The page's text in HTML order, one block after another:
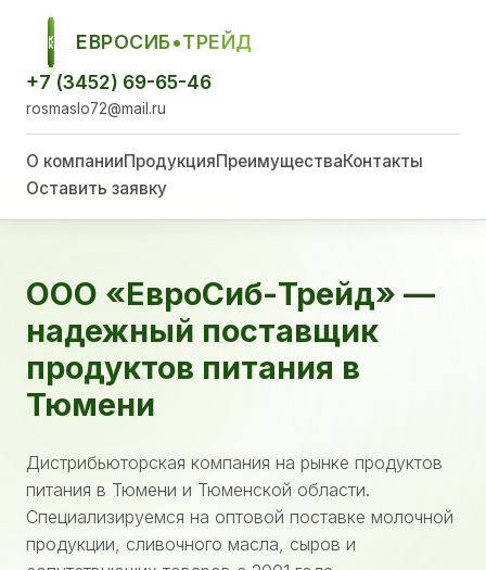
ЕСТ
ЕВРОСИБ•ТРЕЙД
+7 (3452) 69-65-46
rosmaslo72@mail.ru
О компанииПродукцияПреимуществаКонтакты
Оставить заявку
ООО «ЕвроСиб-Трейд» —
надежный поставщик
продуктов питания в
Тюмени
Дистрибьюторская компания на рынке продуктов
питания в Тюмени и Тюменской области.
Специализируемся на оптовой поставке молочной
продукции, сливочного масла, сыров и